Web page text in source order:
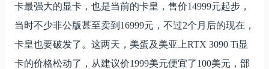
卡最强大的显卡，也是当前的卡皇，售价14999元起步，
当时不少非公版甚至卖到16999元，不过2个月后的现在，
卡皇也要破发了。这两天，美蛋及美亚上RTX 3090 Ti显
卡的价格松动了，从建议价1999美元便宜了100美元，部